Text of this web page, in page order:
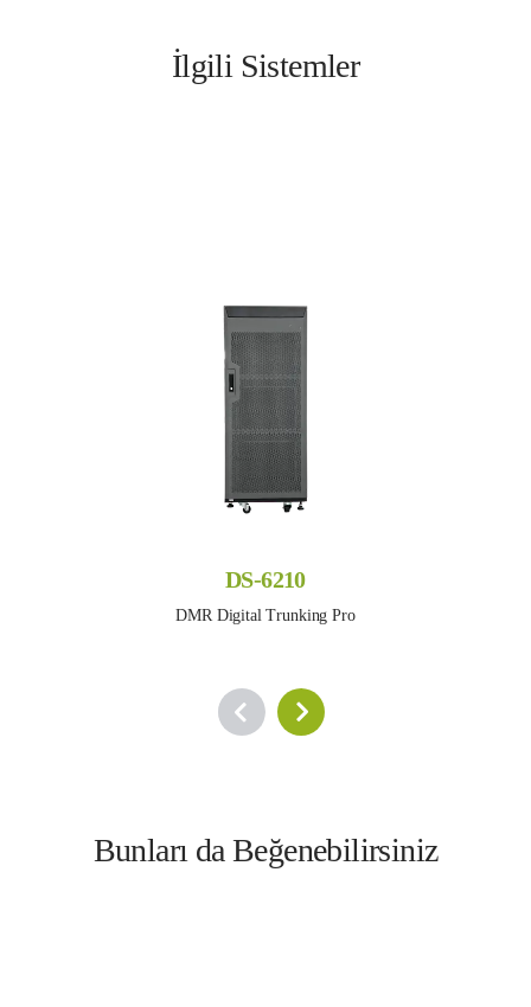
İlgili Sistemler
DS-6210
DMR Digital Trunking Pro
Bunları da Beğenebilirsiniz